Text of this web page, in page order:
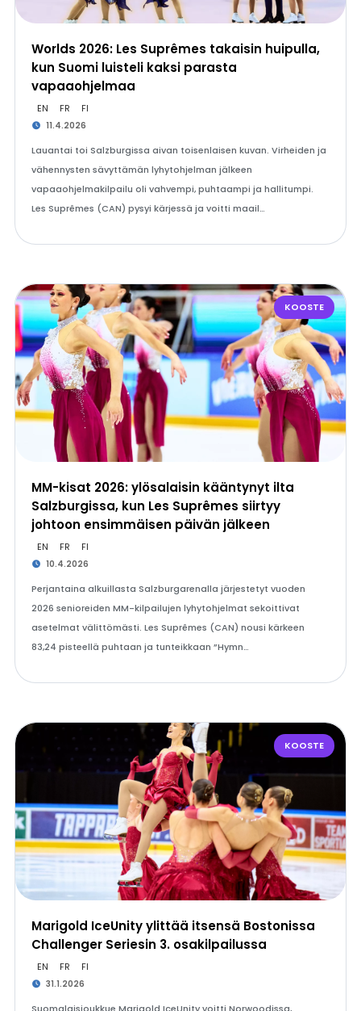
Worlds 2026: Les Suprêmes takaisin huipulla,
kun Suomi luisteli kaksi parasta
vapaaohjelmaa
EN FR FI
11.4.2026
Lauantai toi Salzburgissa aivan toisenlaisen kuvan. Virheiden ja
vähennysten sävyttämän lyhytohjelman jälkeen
vapaaohjelmakilpailu oli vahvempi, puhtaampi ja hallitumpi.
Les Suprêmes (CAN) pysyi kärjessä ja voitti maail…
KOOSTE
MM-kisat 2026: ylösalaisin kääntynyt ilta
Salzburgissa, kun Les Suprêmes siirtyy
johtoon ensimmäisen päivän jälkeen
EN FR FI
10.4.2026
Perjantaina alkuillasta Salzburgarenalla järjestetyt vuoden
2026 senioreiden MM-kilpailujen lyhytohjelmat sekoittivat
asetelmat välittömästi. Les Suprêmes (CAN) nousi kärkeen
83,24 pisteellä puhtaan ja tunteikkaan ”Hymn…
KOOSTE
Marigold IceUnity ylittää itsensä Bostonissa
Challenger Seriesin 3. osakilpailussa
EN FR FI
31.1.2026